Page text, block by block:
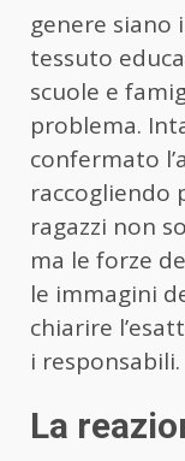
genere siano
tessuto
scuole e
problema.
confermato
raccogliendo
ragazzi non
ma le forze
le immagini
chiarire
i responsabili.
La